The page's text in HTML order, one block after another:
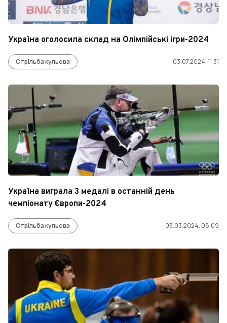
Україна оголосила склад на Олімпійські ігри-2024
Стрільба кульова 03.07.2024, 11:31
Україна виграла 3 медалі в останній день
чемпіонату Європи-2024
Стрільба кульова 03.03.2024, 08:09